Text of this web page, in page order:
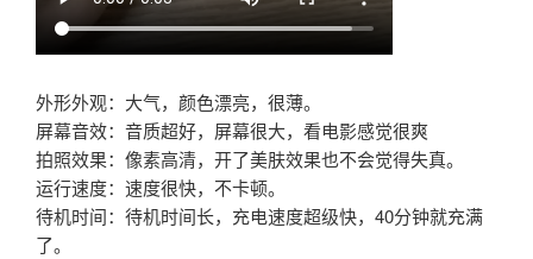
外形外观：大气，颜色漂亮，很薄。
屏幕音效：音质超好，屏幕很大，看电影感觉很爽
拍照效果：像素高清，开了美肤效果也不会觉得失真。
运行速度：速度很快，不卡顿。
待机时间：待机时间长，充电速度超级快，40分钟就充满
了。